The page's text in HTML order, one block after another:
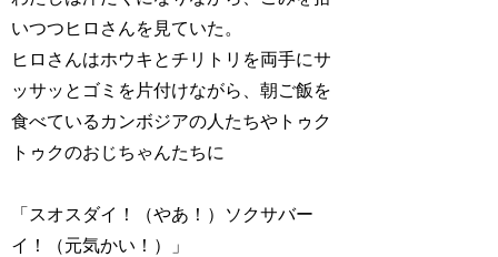
いつつヒロさんを見ていた。
ヒロさんはホウキとチリトリを両手にサ
ッサッとゴミを片付けながら、朝ご飯を
食べているカンボジアの人たちやトゥク
トゥクのおじちゃんたちに
「スオスダイ！（やあ！）ソクサバー
イ！（元気かい！）」